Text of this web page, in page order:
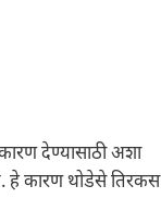
देण्यासाठी अशा
हे कारण थोडेसे तिरकस